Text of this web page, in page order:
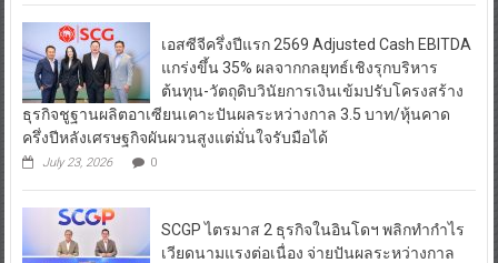
เอสซีจีครึ่งปีแรก 2569 Adjusted Cash EBITDA
แกร่งขึ้น 35% ผลจากกลยุทธ์เชิงรุกบริหาร
ต้นทุน-วัตถุดิบวินัยการเงินเข้มปรับโครงสร้าง
ธุรกิจชูฐานผลิตอาเซียนเคาะปันผลระหว่างกาล 3.5 บาท/หุ้นคาด
ครึ่งปีหลังเศรษฐกิจผันผวนสูงแต่มั่นใจรับมือได้
July 23, 2026 0
SCGP ไตรมาส 2 ธุรกิจในอินโดฯ พลิกทำกำไร
เวียดนามแรงต่อเนื่อง จ่ายปันผลระหว่างกาล